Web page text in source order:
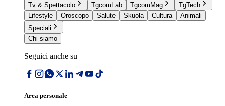
Tv & Spettacolo
TgcomLab TgcomMag
TgTech
Lifestyle
Oroscopo Salute Skuola Cultura
Animali
Speciali
Chi siamo
Seguici anche su
Area personale